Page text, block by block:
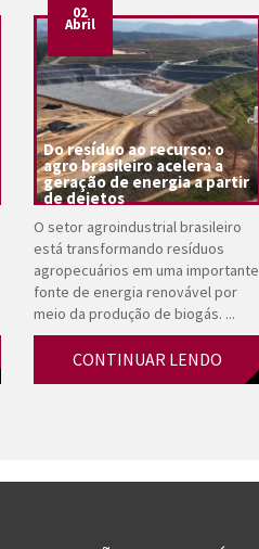
02
Abril
Do resíduo ao recurso: o
agro brasileiro acelera a
geração de energia a partir
de dejetos
O setor agroindustrial brasileiro
está transformando resíduos
agropecuários em uma importante
fonte de energia renovável por
meio da produção de biogás. ...
CONTINUAR LENDO